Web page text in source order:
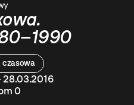
czasowa
28.03.2016
0